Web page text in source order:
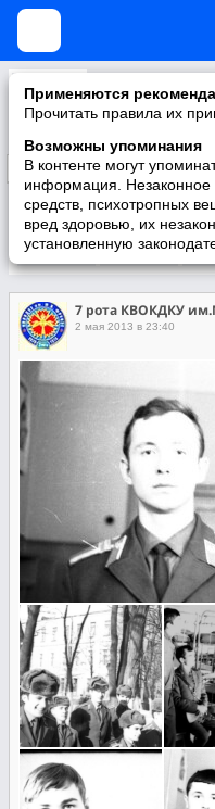
Применяются
Прочитать правила их
Возможны упоминания
В контенте могут
информация. Незаконное
средств, психотропных
вред здоровью, их
установленную
Подписаться
Участники О группе
7 рота КВОКДКУ
2 мая 2013 в 23:40